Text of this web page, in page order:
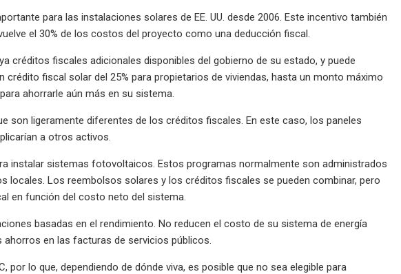
para las instalaciones solares de EE. UU. desde 2006. Este incentivo también
el 30% de los costos del proyecto como una deducción fiscal.
créditos fiscales adicionales disponibles del gobierno de su estado, y puede
fiscal solar del 25% para propietarios de viviendas, hasta un monto máximo
ahorrarle aún más en su sistema.
son ligeramente diferentes de los créditos fiscales. En este caso, los paneles
a otros activos.
instalar sistemas fotovoltaicos. Estos programas normalmente son administrados
locales. Los reembolsos solares y los créditos fiscales se pueden combinar, pero
en función del costo neto del sistema.
basadas en el rendimiento. No reducen el costo de su sistema de energía
en las facturas de servicios públicos.
lo que, dependiendo de dónde viva, es posible que no sea elegible para